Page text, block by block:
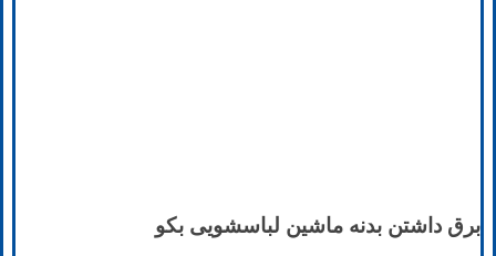
برق داشتن بدنه ماشین لباسشویی بکو